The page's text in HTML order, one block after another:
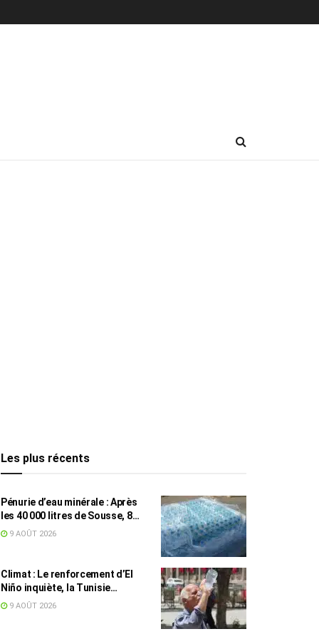
Les plus récents
Pénurie d’eau minérale : Après
les 40 000 litres de Sousse, 8
832 bouteilles saisies à Nabeul
9 AOÛT 2026
Climat : Le renforcement d’El
Niño inquiète, la Tunisie
concernée
9 AOÛT 2026